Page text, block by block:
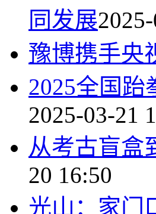
同发展
豫博携手央
2025全国
2025-03-21
从考古盲盒
20 16:50
光山：家门